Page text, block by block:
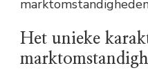
Het unieke